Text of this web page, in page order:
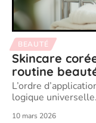
BEAUTÉ
Skincare
routine
L’ordre
logique
10 mars 2026